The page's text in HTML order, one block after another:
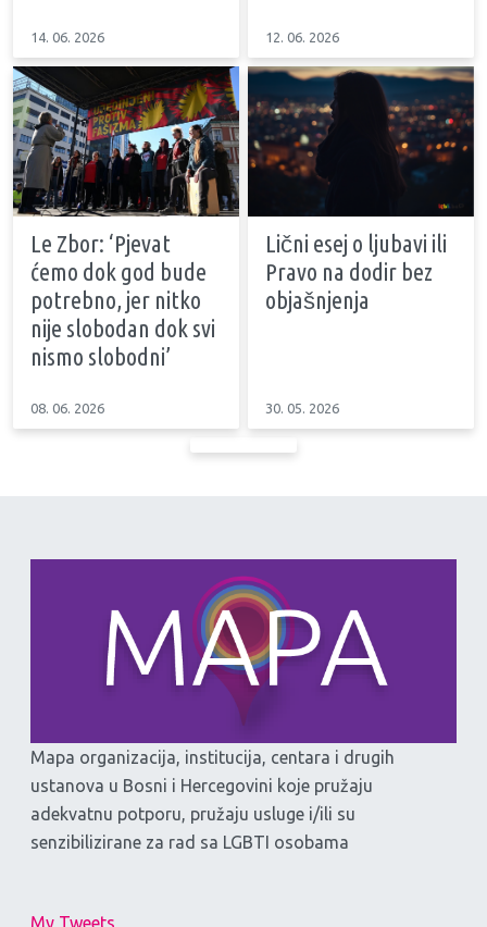
14. 06. 2026 12. 06. 2026
Le Zbor: ‘Pjevat
ćemo dok god bude
potrebno, jer nitko
nije slobodan dok svi
nismo slobodni’
08. 06. 2026
Lični esej o ljubavi ili
Pravo na dodir bez
objašnjenja
30. 05. 2026
Mapa organizacija, institucija, centara i drugih
ustanova u Bosni i Hercegovini koje pružaju
adekvatnu potporu, pružaju usluge i/ili su
senzibilizirane za rad sa LGBTI osobama
My Tweets